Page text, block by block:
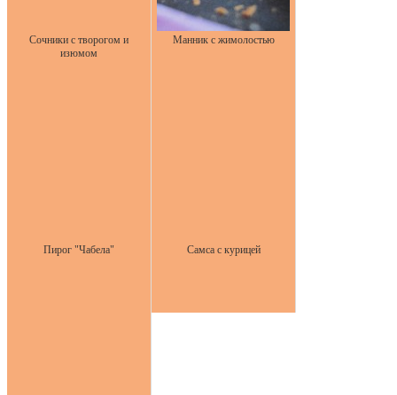
Сочники с творогом и
изюмом
Манник с жимолостью
Пирог "Чабела" Самса с курицей